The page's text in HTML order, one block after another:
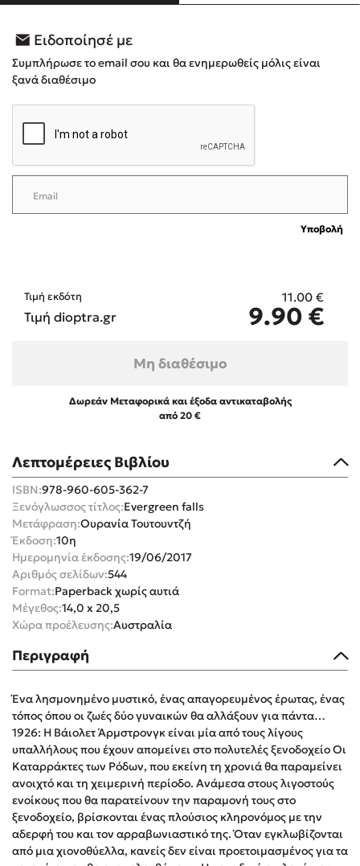
Δανάη Δεληγεώργη
Πάνω, κάτω, μπροστά, πίσω
Δημοφιλείς Συγγραφείς
Παύλος Καστανάς
El Sombrero
Στέφανος Ξενάκης
Sebastian Fitzek
Freida McFadden
Κατρίνα Τσάνταλη
Lucinda Riley
Mimi Matthews
Benzamin Bécue
Teo Benedetti
Τζένη Κουτσοδημητροπούλου
Emily Henry
Ali Hazelwood
Cori Doerrfeld
Pierdomenico Baccalario
Δανάη Ιμπραχήμ
Λεπτομέρειες Βιβλίου
ISBN:978-960-605-362-7
Ξενόγλωσσος τίτλος:Evergreen falls
Μετάφραση:Ουρανία Τουτουντζή
Έκδοση:10η
Ημερομηνία έκδοσης:19/06/2017
Αριθμός σελίδων:544
Format:Paperback χωρίς αυτιά
Μέγεθος:14,0 x 20,5
Χώρα προέλευσης:Αυστραλία
Ειδοποίησέ με
Συμπλήρωσε το email σου και θα ενημερωθείς μόλις είναι
ξανά διαθέσιμο
Υποβολή
Τιμή εκδότη 11.00 €
Τιμή dioptra.gr 9.90 €
Μη διαθέσιμο
Δωρεάν Μεταφορικά και έξοδα αντικαταβολής
από 20 €
Περιγραφή
Ένα λησμονημένο μυστικό, ένας απαγορευμένος έρωτας, ένας
τόπος όπου οι ζωές δύο γυναικών θα αλλάξουν για πάντα…
1926: Η Βάιολετ Άρμστρονγκ είναι μία από τους λίγους
υπαλλήλους που έχουν απομείνει στο πολυτελές ξενοδοχείο Οι
Καταρράκτες των Ρόδων, που εκείνη τη χρονιά θα παραμείνει
ανοιχτό και τη χειμερινή περίοδο. Ανάμεσα στους λιγοστούς
ενοίκους που θα παρατείνουν την παραμονή τους στο
ξενοδοχείο, βρίσκονται ένας πλούσιος κληρονόμος με την
αδερφή του και τον αρραβωνιαστικό της. Όταν εγκλωβίζονται
από μια χιονοθύελλα, κανείς δεν είναι προετοιμασμένος για τα